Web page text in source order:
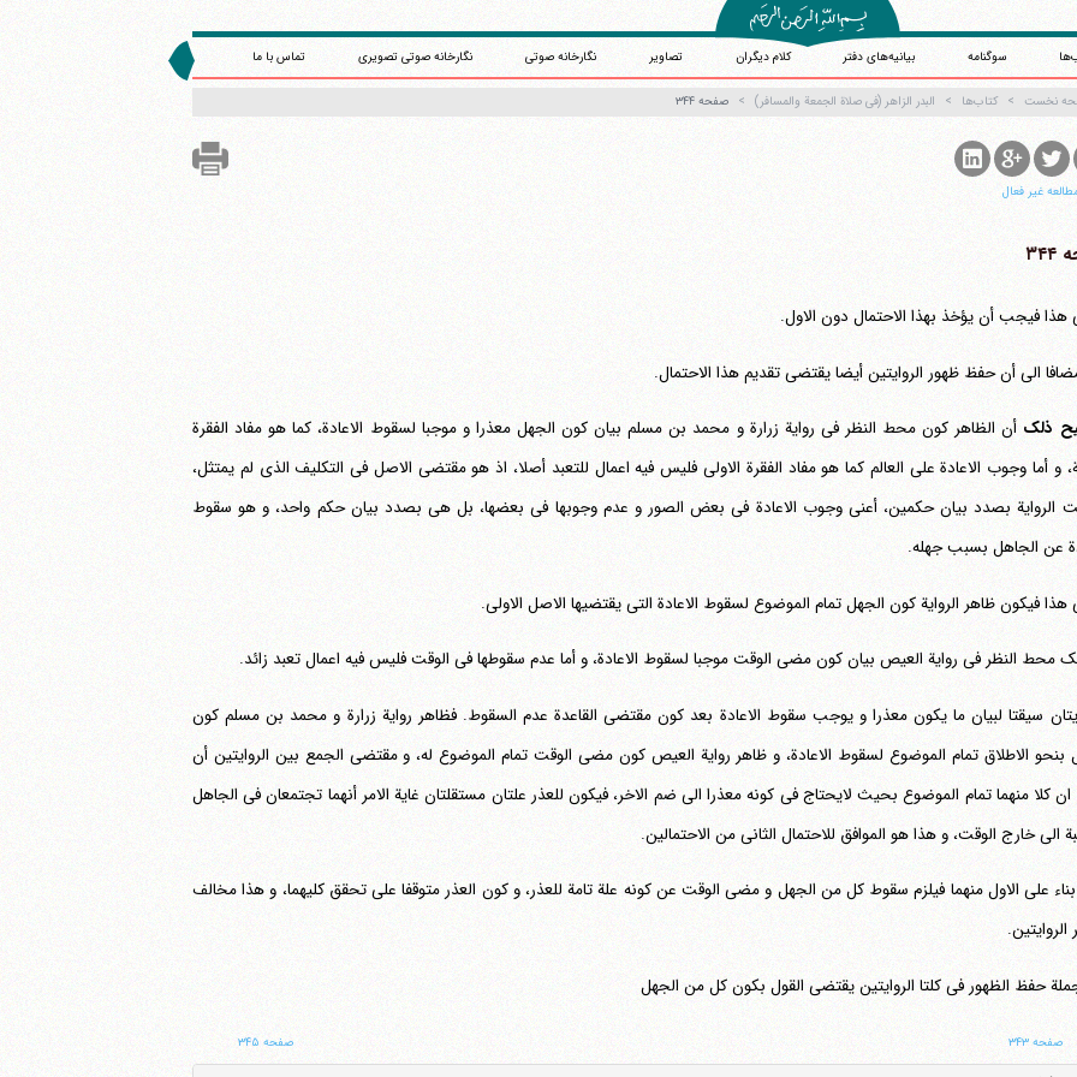
سوگنامه بیانیه‌های دفتر کلام دیگران تصاویر نگارخانه صوتی نگارخانه صوتی تصویری تماس با ما
نخست کتاب‌ها البدر الزاهر (فی صلاة الجمعة والمسافر) صفحه ۳۴۴
غیر فعال
هذا فیجب أن یؤخذ بهذا الاحتمال دون الاول.
الی أن حفظ ظهور الروایتین أیضا یقتضی تقدیم هذا الاحتمال.
ذلک أن الظاهر کون محط النظر فی روایة زرارة و محمد بن مسلم بیان کون الجهل معذرا و موجبا لسقوط الاعادة، کما هو مفاد الفقرة
و أما وجوب الاعادة علی العالم کما هو مفاد الفقرة الاولی فلیس فیه اعمال للتعبد أصلا، اذ هو مقتضی الاصل فی التکلیف الذی لم یمتثل،
الروایة بصدد بیان حکمین، أعنی وجوب الاعادة فی بعض الصور و عدم وجوبها فی بعضها، بل هی بصدد بیان حکم واحد، و هو سقوط
عن الجاهل بسبب جهله.
هذا فیکون ظاهر الروایة کون الجهل تمام الموضوع لسقوط الاعادة التی یقتضیها الاصل الاولی.
محط النظر فی روایة العیص بیان کون مضی الوقت موجبا لسقوط الاعادة، و أما عدم سقوطها فی الوقت فلیس فیه اعمال تعبد زائد.
سیقتا لبیان ما یکون معذرا و یوجب سقوط الاعادة بعد کون مقتضی القاعدة عدم السقوط. فظاهر روایة زرارة و محمد بن مسلم کون
بنحو الاطلاق تمام الموضوع لسقوط الاعادة، و ظاهر روایة العیص کون مضی الوقت تمام الموضوع له، و مقتضی الجمع بین الروایتین أن
ان کلا منهما تمام الموضوع بحیث لایحتاج فی کونه معذرا الی ضم الاخر، فیکون للعذر علتان مستقلتان غایة الامر أنهما تجتمعان فی الجاهل
الی خارج الوقت، و هذا هو الموافق للاحتمال الثانی من الاحتمالین.
بناء علی الاول منهما فیلزم سقوط کل من الجهل و مضی الوقت عن کونه علة تامة للعذر، و کون العذر متوقفا علی تحقق کلیهما، و هذا مخالف
الروایتین.
حفظ الظهور فی کلتا الروایتین یقتضی القول بکون کل من الجهل
صفحه ۳۴۳ صفحه ۳۴۵
آیت‌الله منتظری
ایران،قم،میدان مصلّی، بلوار شهید محمّد منتظری، كوچه شماره ٨ کد پستی: 3713744381
فکس37740015-25-98+